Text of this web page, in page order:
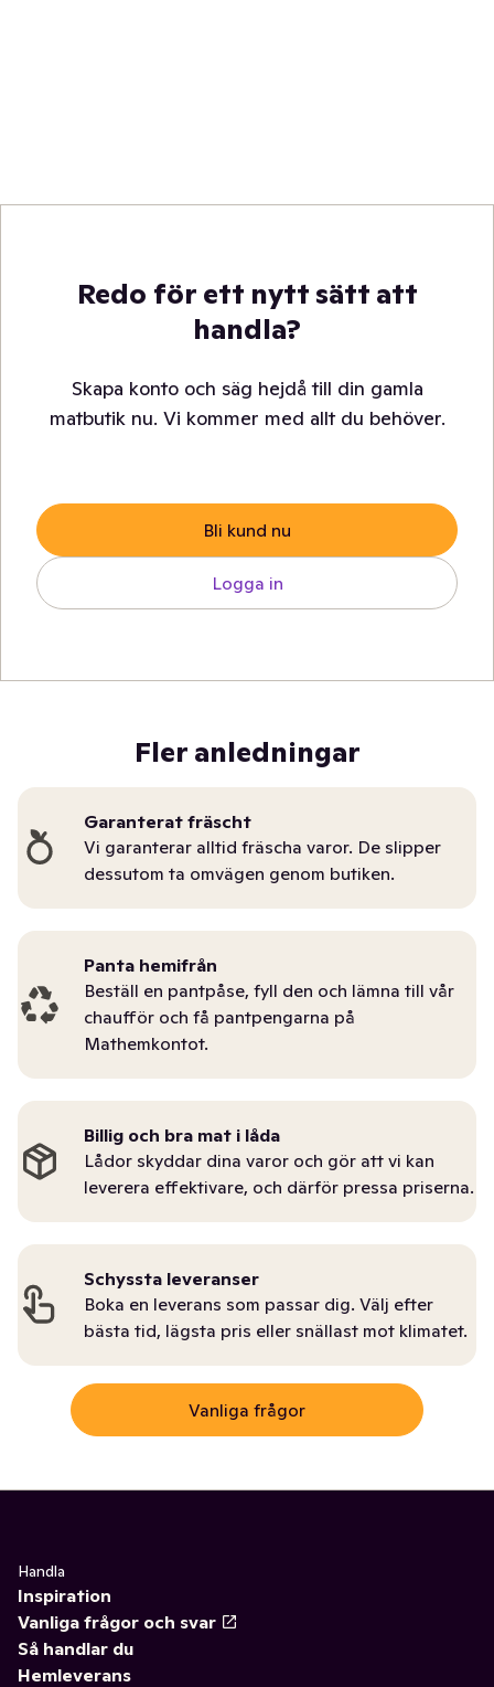
Redo för ett nytt sätt att
handla?
Skapa konto och säg hejdå till din gamla
matbutik nu. Vi kommer med allt du behöver.
Bli kund nu
Logga in
Fler anledningar
Garanterat fräscht
Vi garanterar alltid fräscha varor. De slipper
dessutom ta omvägen genom butiken.
Panta hemifrån
Beställ en pantpåse, fyll den och lämna till vår
chaufför och få pantpengarna på
Mathemkontot.
Billig och bra mat i låda
Lådor skyddar dina varor och gör att vi kan
leverera effektivare, och därför pressa priserna.
Schyssta leveranser
Boka en leverans som passar dig. Välj efter
bästa tid, lägsta pris eller snällast mot klimatet.
Vanliga frågor
Handla
Inspiration
Vanliga frågor och svar
Så handlar du
Hemleverans